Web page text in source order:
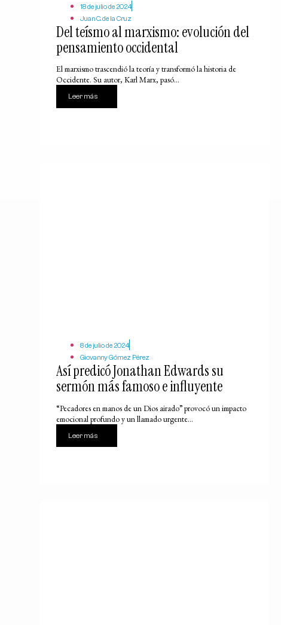
18 de julio de 2024
Juan C. de la Cruz
Del teísmo al marxismo: evolución del
pensamiento occidental
El marxismo trascendió la teoría y transformó la historia de
Occidente. Su autor, Karl Marx, pasó...
Leer más
8 de julio de 2024
Giovanny Gómez Pérez
Así predicó Jonathan Edwards su
sermón más famoso e influyente
“Pecadores en manos de un Dios airado” provocó un impacto
emocional profundo y un llamado urgente...
Leer más